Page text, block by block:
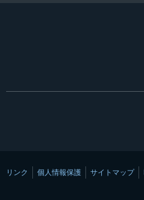
リンク 個人情報保護 サイトマップ